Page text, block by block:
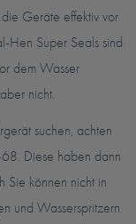
Geräte effektiv vor
Hen Super Seals sind
dem Wasser
nicht.
suchen, achten
68. Diese haben dann
Sie können nicht in
und Wasserspritzern